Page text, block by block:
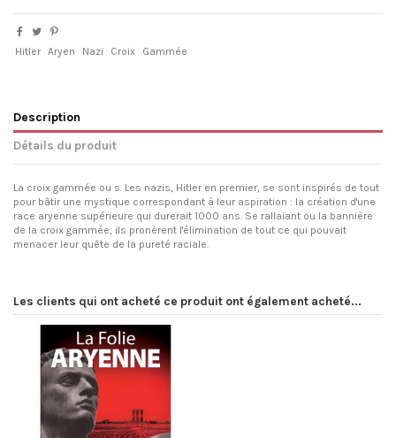
Hitler Aryen Nazi Croix Gammée
Description
Détails du produit
La croix gammée ou s. Les nazis, Hitler en premier, se sont inspirés de tout
pour bâtir une mystique correspondant à leur aspiration : la création d'une
race aryenne supérieure qui durerait 1000 ans. Se rallaiant ou la bannière
de la croix gammée, ils pronèrent l'élimination de tout ce qui pouvait
menacer leur quête de la pureté raciale.
Les clients qui ont acheté ce produit ont également acheté...